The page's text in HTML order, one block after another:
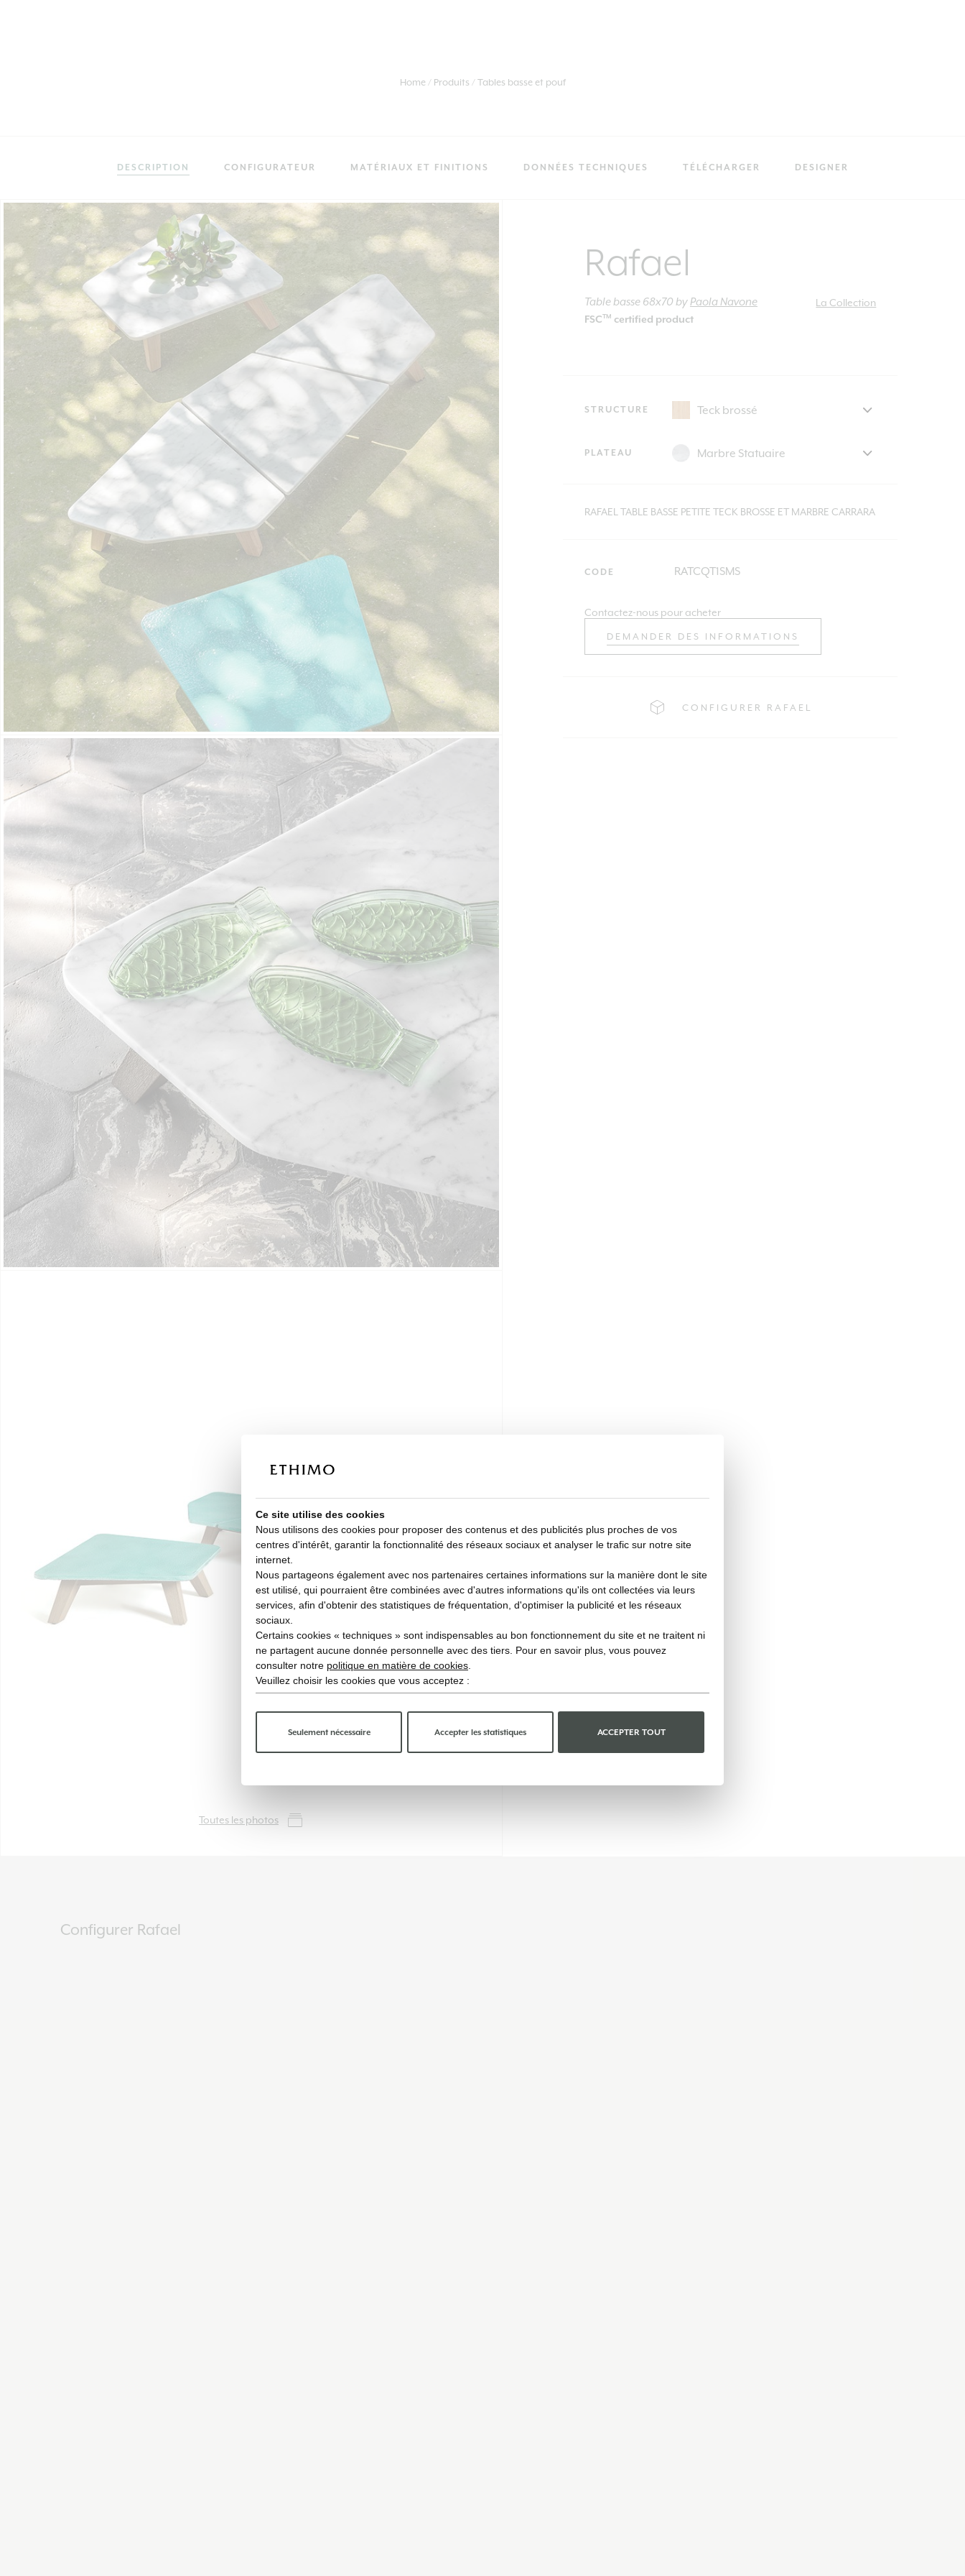
Ce site utilise des cookies
Nous utilisons des cookies pour proposer des contenus et des publicités plus proches de vos
centres d'intérêt, garantir la fonctionnalité des réseaux sociaux et analyser le trafic sur notre site
internet.
Nous partageons également avec nos partenaires certaines informations sur la manière dont le site
est utilisé, qui pourraient être combinées avec d'autres informations qu'ils ont collectées via leurs
services, afin d'obtenir des statistiques de fréquentation, d'optimiser la publicité et les réseaux
sociaux.
Certains cookies « techniques » sont indispensables au bon fonctionnement du site et ne traitent ni
ne partagent aucune donnée personnelle avec des tiers. Pour en savoir plus, vous pouvez
consulter notre politique en matière de cookies.
Veuillez choisir les cookies que vous acceptez :
Seulement nécessaire Accepter les statistiques ACCEPTER TOUT
Home Produits Tables basse et pouf
DESCRIPTION CONFIGURATEUR MATÉRIAUX ET FINITIONS DONNÉES TECHNIQUES TÉLÉCHARGER DESIGNER
Toutes les photos
Rafael
Table basse 68x70 byPaola Navone
FSCTM certified product
La Collection
STRUCTURE
PLATEAU
RAFAEL TABLE BASSE PETITE TECK BROSSE ET MARBRE CARRARA
CODE RATCQT1SMS
Contactez-nous pour acheter
DEMANDER DES INFORMATIONS
CONFIGURER RAFAEL
Configurer Rafael